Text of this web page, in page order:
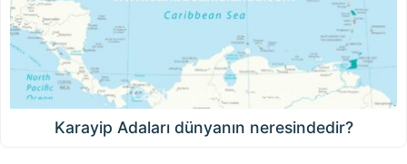
Karayip Adaları dünyanın neresindedir?